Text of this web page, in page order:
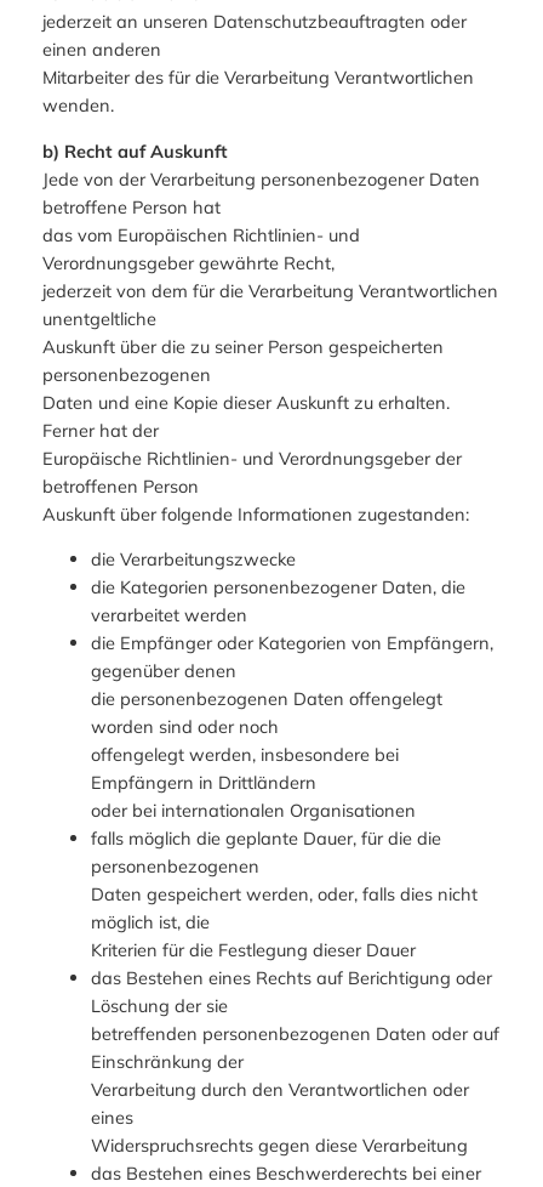
jederzeit an unseren Datenschutzbeauftragten oder
einen anderen
Mitarbeiter des für die Verarbeitung Verantwortlichen
wenden.
b) Recht auf Auskunft
Jede von der Verarbeitung personenbezogener Daten
betroffene Person hat
das vom Europäischen Richtlinien- und
Verordnungsgeber gewährte Recht,
jederzeit von dem für die Verarbeitung Verantwortlichen
unentgeltliche
Auskunft über die zu seiner Person gespeicherten
personenbezogenen
Daten und eine Kopie dieser Auskunft zu erhalten.
Ferner hat der
Europäische Richtlinien- und Verordnungsgeber der
betroffenen Person
Auskunft über folgende Informationen zugestanden:
die Verarbeitungszwecke
die Kategorien personenbezogener Daten, die
verarbeitet werden
die Empfänger oder Kategorien von Empfängern,
gegenüber denen
die personenbezogenen Daten offengelegt
worden sind oder noch
offengelegt werden, insbesondere bei
Empfängern in Drittländern
oder bei internationalen Organisationen
falls möglich die geplante Dauer, für die die
personenbezogenen
Daten gespeichert werden, oder, falls dies nicht
möglich ist, die
Kriterien für die Festlegung dieser Dauer
das Bestehen eines Rechts auf Berichtigung oder
Löschung der sie
betreffenden personenbezogenen Daten oder auf
Einschränkung der
Verarbeitung durch den Verantwortlichen oder
eines
Widerspruchsrechts gegen diese Verarbeitung
das Bestehen eines Beschwerderechts bei einer